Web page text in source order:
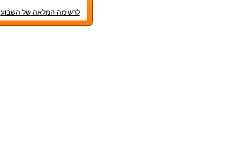
לרשימה המלאה של השבוע